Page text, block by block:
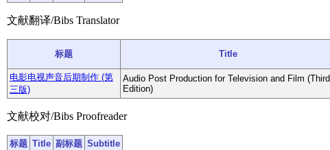
文献翻译/Bibs Translator
标题 Title
电影电视声音后期制作 (第
三版)
Audio Post Production for Television and Film (Third
Edition)
文献校对/Bibs Proofreader
标题 Title 副标题 Subtitle